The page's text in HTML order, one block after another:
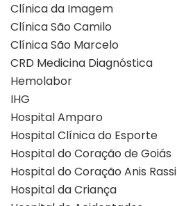
Clínica da Imagem
Clínica São Camilo
Clínica São Marcelo
CRD Medicina Diagnóstica
Hemolabor
IHG
Hospital Amparo
Hospital Clínica do Esporte
Hospital do Coração de Goiás
Hospital do Coração Anis Rassi
Hospital da Criança